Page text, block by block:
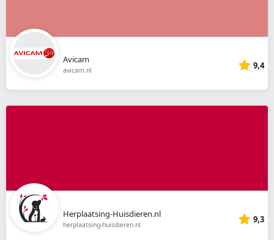
Avicam
avicam.nl 9,4
Herplaatsing-Huisdieren.nl
herplaatsing-huisdieren.nl 9,3